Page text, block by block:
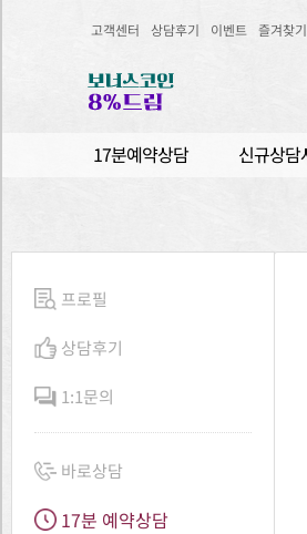
고객센터 상담후기 이벤트 즐겨찾
17분예약상담 신규상담
프로필
상담후기
1:1문의
바로상담
17분 예약상담